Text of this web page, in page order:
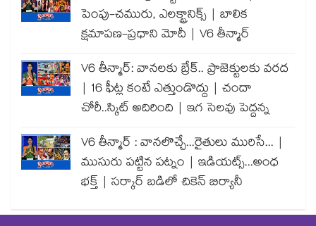
పెంపు-చమురు, ఎలక్ట్రానిక్స్ | బాలిక
క్షమాపణ-ప్రధాని మోదీ | V6 తీన్మార్
V6 తీన్మార్: వానలకు బ్రేక్.. ప్రాజెక్టులకు వరద
| 16 ఫీట్ల కంటే ఎత్తుండొద్దు | చందా
చోరీ..స్కిట్ అదిరింది | ఇగ సెలవు పెద్దన్న
V6 తీన్మార్ : వానలొచ్చే...రైతులు మురిసే... |
ముసురు పట్టిన పట్నం | ఇడియట్స్...అంధ
భక్త్ | సర్కార్ బడిలో చికెన్ బిర్యానీ